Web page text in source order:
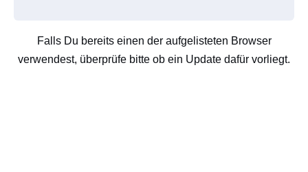
Falls Du bereits einen der aufgelisteten Browser
verwendest, überprüfe bitte ob ein Update dafür vorliegt.